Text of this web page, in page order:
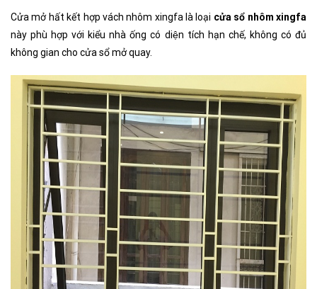
Cửa mở hất kết hợp vách nhôm xingfa là loại cửa sổ nhôm xingfa
này phù hợp với kiểu nhà ống có diện tích hạn chế, không có đủ
không gian cho cửa sổ mở quay.